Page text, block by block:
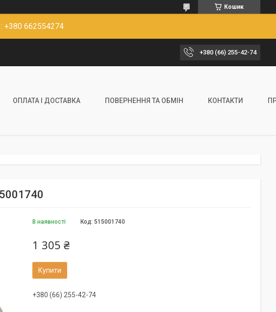
Кошик
+380 662554274
+380 (66) 255-42-74
ОПЛАТА І ДОСТАВКА ПОВЕРНЕННЯ ТА ОБМІН КОНТАКТИ
В наявності Код: 515001740
1 305 ₴
Купити
+380 (66) 255-42-74